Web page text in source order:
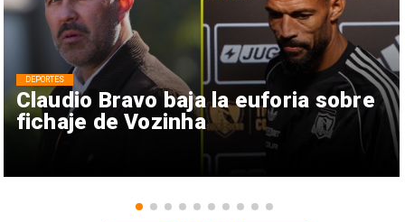
Claudio Bravo baja la euforia sobre
fichaje de Vozinha
DEPORTES